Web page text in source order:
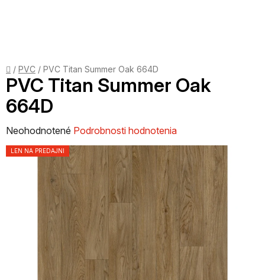
Domov
/ PVC / PVC Titan Summer Oak 664D
PVC Titan Summer Oak
664D
Priemerné
hodnotenie
Neohodnotené Podrobnosti hodnotenia
LEN NA PREDAJNI